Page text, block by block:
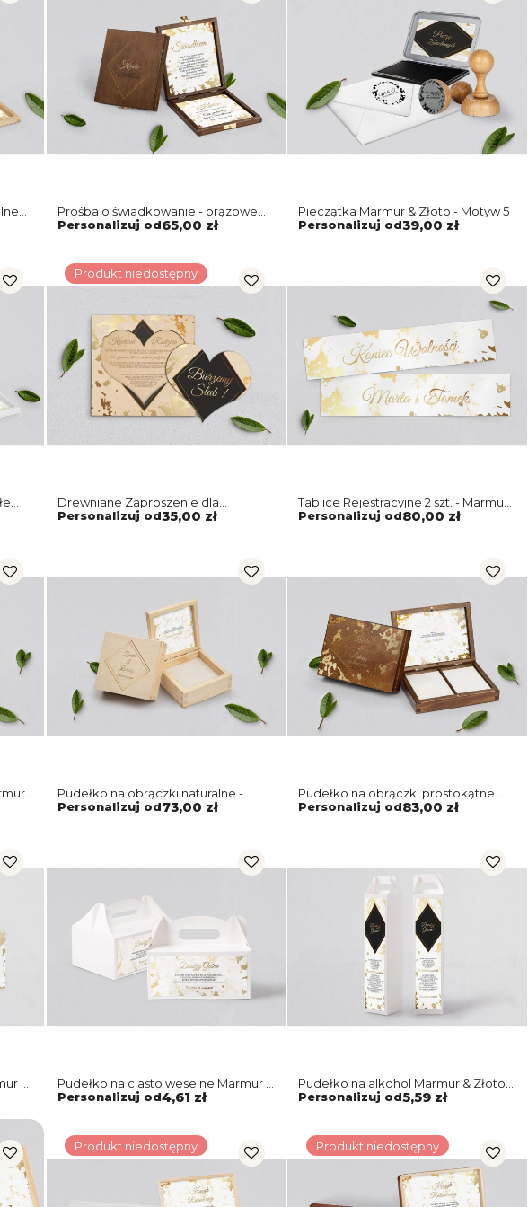
Prośba o świadkowanie - brązowe
puzzle Marmur & Złoto Motyw 5
Personalizuj od65,00 zł
Pieczątka Marmur & Złoto - Motyw 5
Personalizuj od39,00 zł
Produkt niedostępny
Drewniane Zaproszenie dla
Rodziców - Marmur i Złoto Motyw 5
Personalizuj od35,00 zł
Tablice Rejestracyjne 2 szt. - Marmur
i Złoto Motyw 5
Personalizuj od80,00 zł
Pudełko na obrączki naturalne -
Marmur i złoto Motyw 5
Personalizuj od73,00 zł
Pudełko na obrączki prostokątne
brązowe - Marmur i Złoto Motyw 5
Personalizuj od83,00 zł
&
Pudełko na ciasto weselne Marmur &
Złoto - Motyw 5
Personalizuj od4,61 zł
Pudełko na alkohol Marmur & Złoto
Motyw 5
Personalizuj od5,59 zł
Produkt niedostępny Produkt niedostępny